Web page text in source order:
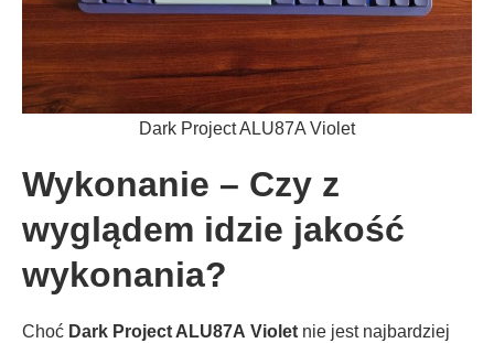
Dark Project ALU87A Violet
Wykonanie – Czy z
wyglądem idzie jakość
wykonania?
Choć Dark Project ALU87A Violet nie jest najbardziej